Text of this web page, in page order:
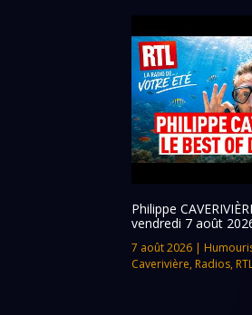
Philippe
vendredi 7 août
7 août 2026 |
Caverivière, Radios,